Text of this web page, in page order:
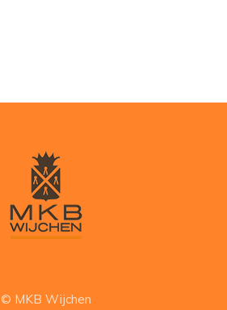
© MKB Wijchen